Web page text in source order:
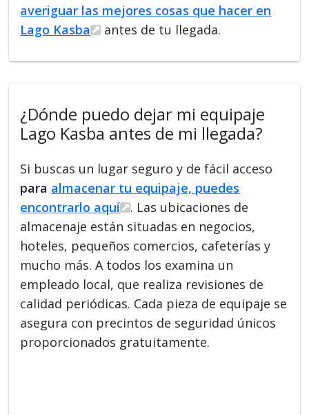
averiguar las mejores cosas que hacer en
Lago Kasba
antes de tu llegada.
¿Dónde puedo dejar mi equipaje
Lago Kasba antes de mi llegada?
Si buscas un lugar seguro y de fácil acceso
para almacenar tu equipaje, puedes
encontrarlo aquí
. Las ubicaciones de
almacenaje están situadas en negocios,
hoteles, pequeños comercios, cafeterías y
mucho más. A todos los examina un
empleado local, que realiza revisiones de
calidad periódicas. Cada pieza de equipaje se
asegura con precintos de seguridad únicos
proporcionados gratuitamente.